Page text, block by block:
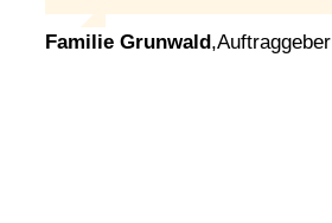
Familie Grunwald,Auftraggeber